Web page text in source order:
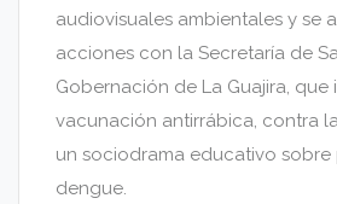
audiovisuales ambientales y se
acciones con la Secretaría de
Gobernación de La Guajira, que
vacunación antirrábica, contra
un sociodrama educativo
dengue.